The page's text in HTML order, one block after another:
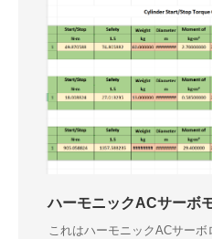
ハーモニックACサーボ
ト
これはハーモニックACサー